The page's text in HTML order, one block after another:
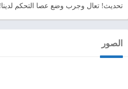
تحديث! تعال وجرب وضع عصا التحكم لدينا!
الصور